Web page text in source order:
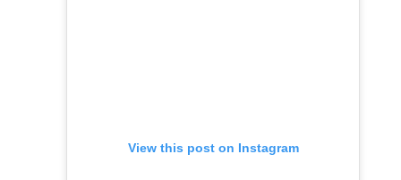
View this post on Instagram